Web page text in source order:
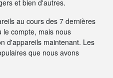
et bien d'autres.
au cours des 7 dernières
le compte, mais nous
d'appareils maintenant. Les
que nous avons